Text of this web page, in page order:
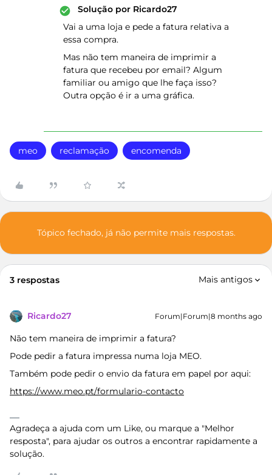
Solução por Ricardo27
Vai a uma loja e pede a fatura relativa a
essa compra.
Mas não tem maneira de imprimir a
fatura que recebeu por email? Algum
familiar ou amigo que lhe faça isso?
Outra opção é ir a uma gráfica.
meo reclamação encomenda
Tópico fechado, já não permite mais respostas.
3 respostas Mais antigos
Ricardo27 Forum|Forum|8 months ago
Não tem maneira de imprimir a fatura?
Pode pedir a fatura impressa numa loja MEO.
Também pode pedir o envio da fatura em papel por aqui:
https://www.meo.pt/formulario-contacto
Agradeça a ajuda com um Like, ou marque a "Melhor
resposta", para ajudar os outros a encontrar rapidamente a
solução.